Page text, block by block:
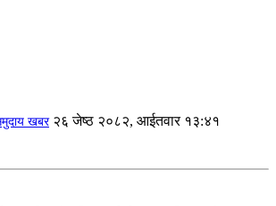
खबर २६ जेष्ठ २०८२, आईतवार १३:४१